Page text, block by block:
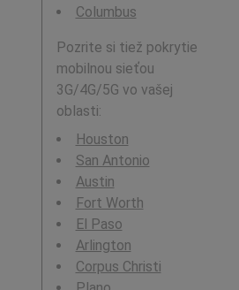
Columbus
Pozrite si tiež pokrytie
mobilnou sieťou
3G/4G/5G vo vašej
oblasti:
Houston
San Antonio
Austin
Fort Worth
El Paso
Arlington
Corpus Christi